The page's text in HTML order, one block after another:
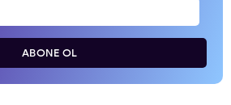
ABONE OL